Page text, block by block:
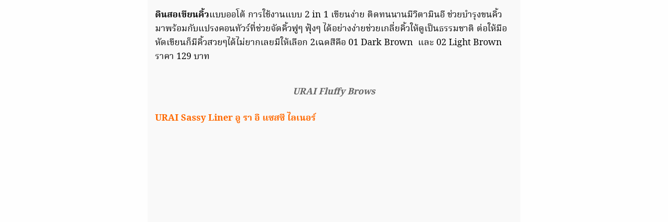
ดินสอเขียนคิ้วแบบออโต้ การใช้งานแบบ 2 in 1 เขียนง่าย ติดทนนานมีวิตามินอี ช่วยบำรุงขนคิ้ว
มาพร้อมกับแปรงคอนทัวร์ที่ช่วยจัดคิ้วฟูๆ ฟุ้งๆ ได้อย่างง่ายช่วยเกลี่ยคิ้วให้ดูเป็นธรรมชาติ ต่อให้มือ
หัดเขียนก็มีคิ้วสวยๆได้ไม่ยากเลยมีให้เลือก 2เฉดสีคือ 01 Dark Brown และ 02 Light Brown
ราคา 129 บาท
URAI Fluffy Brows
URAI Sassy Liner อู รา อิ แซสซี ไลเนอร์